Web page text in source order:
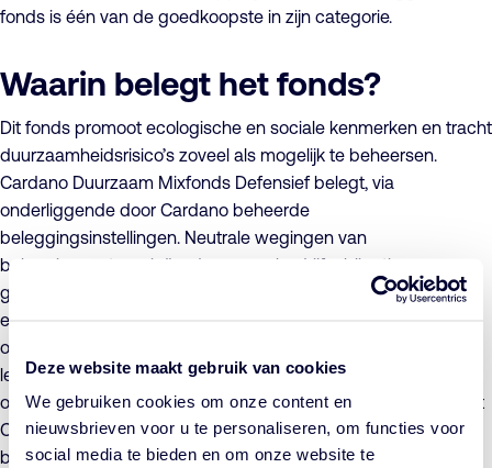
Deze website maakt gebruik van cookies
We gebruiken cookies om onze content en
nieuwsbrieven voor u te personaliseren, om functies voor
social media te bieden en om onze website te
fonds is één van de goedkoopste in zijn categorie.
Waarin belegt het fonds?
Dit fonds promoot ecologische en sociale kenmerken en tracht
duurzaamheidsrisico’s zoveel als mogelijk te beheersen.
Cardano Duurzaam Mixfonds Defensief belegt, via
onderliggende door Cardano beheerde
beleggingsinstellingen. Neutrale wegingen van
beleggingscategorieën: duurzame bedrijfsobligaties
genoteerd in euro (42%), kortlopende obligaties genoteerd in
euro (15%), beursgenoteerde wereldwijde aandelen (30%),
obligaties van opkomende landen (10%) en onderhandse
leningen aan financiële instellingen in opkomende landen en
ontwikkelingslanden (3%). Deze beleggingen voldoen aan het
Cardano Duurzaam Beleggingsbeleid. Voor iedere
beleggingscategorie gelden er bandbreedten waarbinnen